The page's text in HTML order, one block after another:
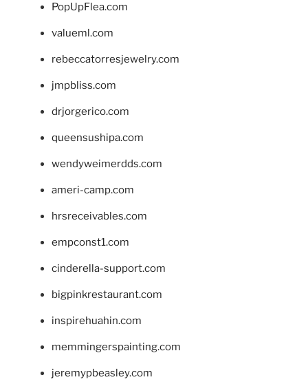
PopUpFlea.com
valueml.com
rebeccatorresjewelry.com
jmpbliss.com
drjorgerico.com
queensushipa.com
wendyweimerdds.com
ameri-camp.com
hrsreceivables.com
empconst1.com
cinderella-support.com
bigpinkrestaurant.com
inspirehuahin.com
memmingerspainting.com
jeremypbeasley.com